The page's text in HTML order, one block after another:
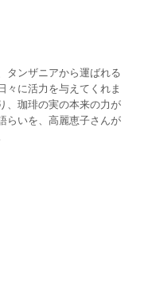
タンザニアから運ばれる
々に活力を与えてくれま
、珈琲の実の本来の力が
らいを、高麗恵子さんが